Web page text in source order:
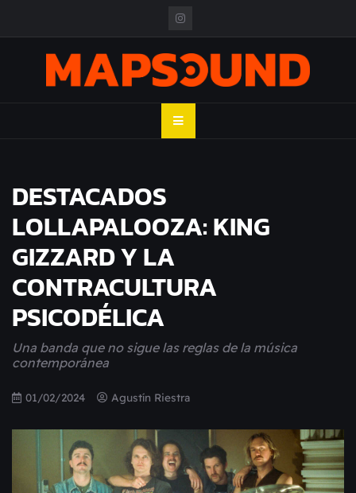
MAPSOUND
DESTACADOS
LOLLAPALOOZA: KING
GIZZARD Y LA
CONTRACULTURA
PSICODÉLICA
Una banda que no sigue las reglas de la música
contemporánea
01/02/2024 Agustín Riestra